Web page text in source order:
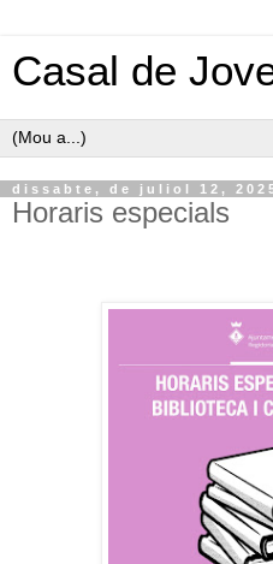
Casal de
dissabte, de juliol 12,
Horaris especials